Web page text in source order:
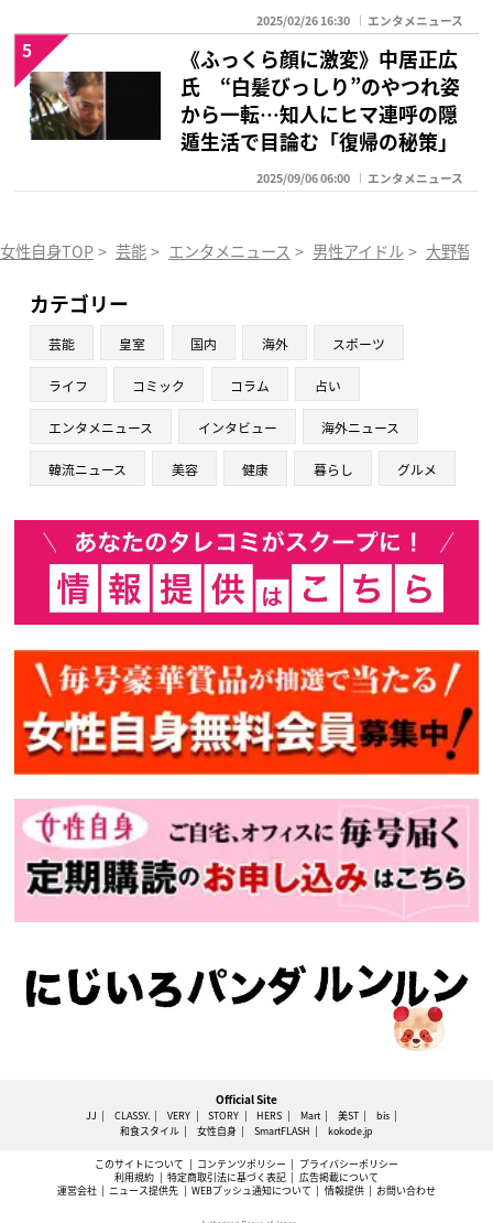
2025/02/26 16:30 エンタメニュース
《ふっくら顔に激変》中居正広
氏 “白髪びっしり”のやつれ姿
から一転…知人にヒマ連呼の隠
遁生活で目論む「復帰の秘策」
2025/09/06 06:00 エンタメニュース
5
女性自身TOP > 芸能 > エンタメニュース > 男性アイドル > 大野智
カテゴリー
芸能 皇室 国内 海外 スポーツ
ライフ コミック コラム 占い
エンタメニュース インタビュー 海外ニュース
韓流ニュース 美容 健康 暮らし グルメ
Official Site
JJ CLASSY. VERY STORY HERS Mart 美ST
bis
和食スタイル
女性自身 SmartFLASH kokode.jp
このサイトについて コンテンツポリシー
プライバシーポリシー
利用規約
特定商取引法に基づく表記
広告掲載について
運営会社
ニュース提供先 WEBプッシュ通知について 情報提供 お問い合わせ